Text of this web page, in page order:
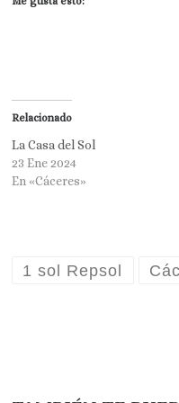
Relacionado
La Casa del Sol
23 Ene 2024
En «Cáceres»
1 sol Repsol